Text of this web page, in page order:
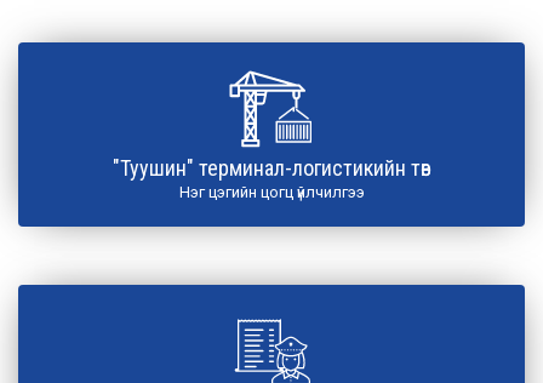
"Туушин" терминал-логистикийн төв
Нэг цэгийн цогц үйлчилгээ